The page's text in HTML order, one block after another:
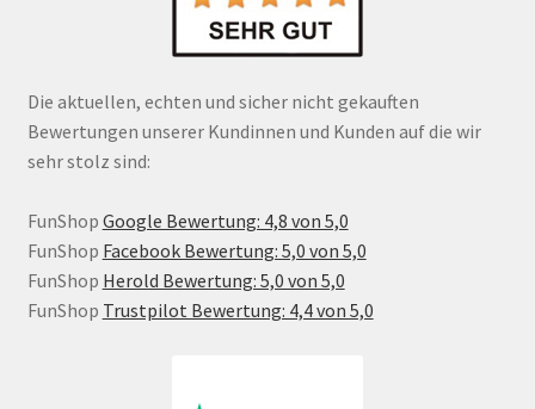
Die aktuellen, echten und sicher nicht gekauften
Bewertungen unserer Kundinnen und Kunden auf die wir
sehr stolz sind:
FunShop Google Bewertung: 4,8 von 5,0
FunShop Facebook Bewertung: 5,0 von 5,0
FunShop Herold Bewertung: 5,0 von 5,0
FunShop Trustpilot Bewertung: 4,4 von 5,0